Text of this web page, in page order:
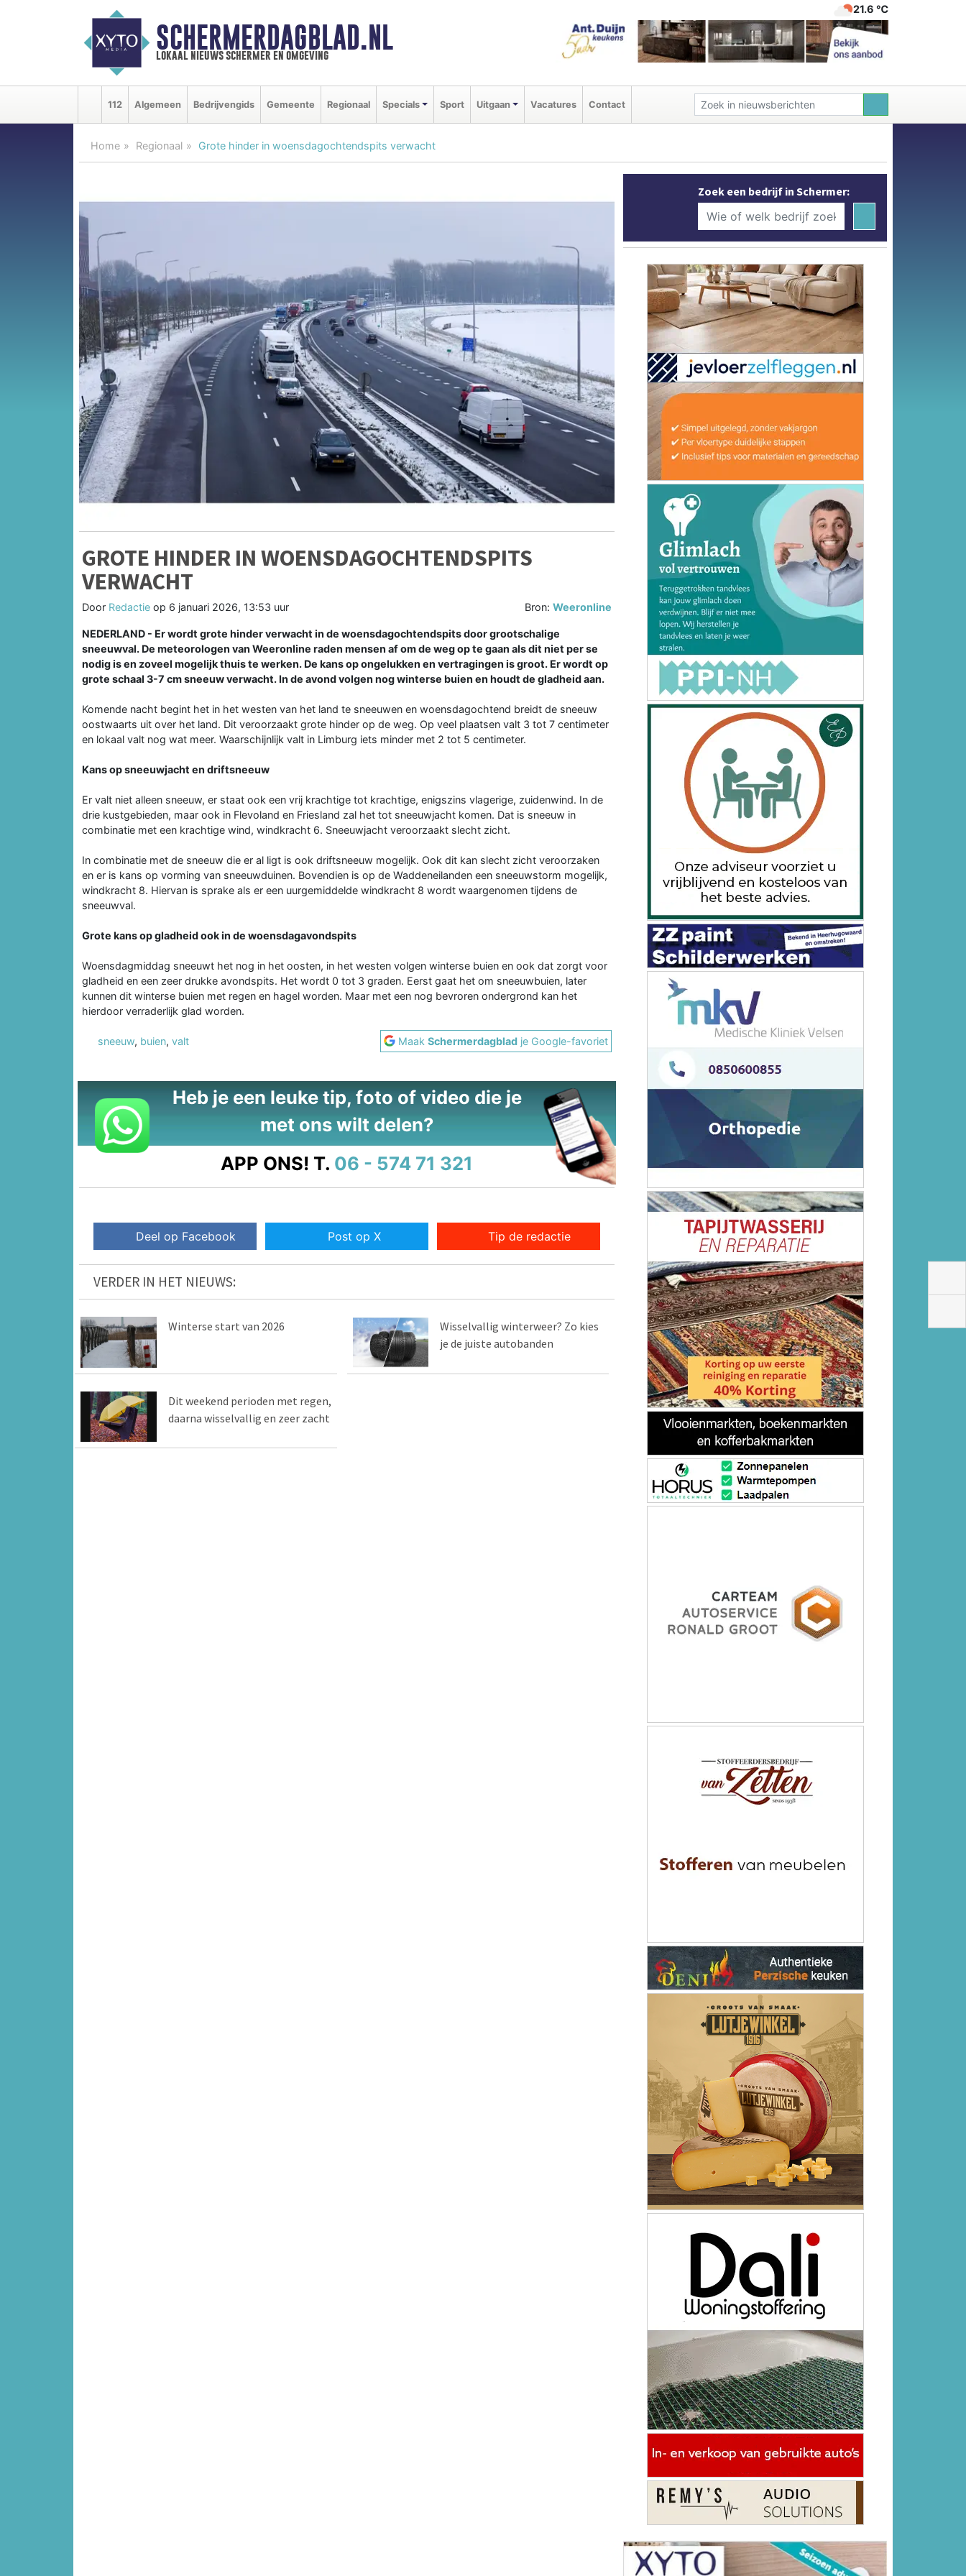
SCHERMERDAGBLAD.NL
lokaal nieuws schermer en omgeving
21.6 ℃
112 Algemeen Bedrijvengids Gemeente Regionaal Specials Sport Uitgaan Vacatures Contact
Home Regionaal Grote hinder in woensdagochtendspits verwacht
GROTE HINDER IN WOENSDAGOCHTENDSPITS
VERWACHT
Door Redactie op 6 januari 2026, 13:53 uur Bron:Weeronline
NEDERLAND - Er wordt grote hinder verwacht in de woensdagochtendspits door grootschalige
sneeuwval. De meteorologen van Weeronline raden mensen af om de weg op te gaan als dit niet per se
nodig is en zoveel mogelijk thuis te werken. De kans op ongelukken en vertragingen is groot. Er wordt op
grote schaal 3-7 cm sneeuw verwacht. In de avond volgen nog winterse buien en houdt de gladheid aan.
Komende nacht begint het in het westen van het land te sneeuwen en woensdagochtend breidt de sneeuw
oostwaarts uit over het land. Dit veroorzaakt grote hinder op de weg. Op veel plaatsen valt 3 tot 7 centimeter
en lokaal valt nog wat meer. Waarschijnlijk valt in Limburg iets minder met 2 tot 5 centimeter.
Kans op sneeuwjacht en driftsneeuw
Er valt niet alleen sneeuw, er staat ook een vrij krachtige tot krachtige, enigszins vlagerige, zuidenwind. In de
drie kustgebieden, maar ook in Flevoland en Friesland zal het tot sneeuwjacht komen. Dat is sneeuw in
combinatie met een krachtige wind, windkracht 6. Sneeuwjacht veroorzaakt slecht zicht.
In combinatie met de sneeuw die er al ligt is ook driftsneeuw mogelijk. Ook dit kan slecht zicht veroorzaken
en er is kans op vorming van sneeuwduinen. Bovendien is op de Waddeneilanden een sneeuwstorm mogelijk,
windkracht 8. Hiervan is sprake als er een uurgemiddelde windkracht 8 wordt waargenomen tijdens de
sneeuwval.
Grote kans op gladheid ook in de woensdagavondspits
Woensdagmiddag sneeuwt het nog in het oosten, in het westen volgen winterse buien en ook dat zorgt voor
gladheid en een zeer drukke avondspits. Het wordt 0 tot 3 graden. Eerst gaat het om sneeuwbuien, later
kunnen dit winterse buien met regen en hagel worden. Maar met een nog bevroren ondergrond kan het
hierdoor verraderlijk glad worden.
sneeuw, buien, valt MaakSchermerdagblad je Google-favoriet
Heb je een leuke tip, foto of video die je
met ons wilt delen?
APP ONS! T. 06 - 574 71 321
Deel op Facebook Post op X Tip de redactie
VERDER IN HET NIEUWS:
Winterse start van 2026
Wisselvallig winterweer? Zo kies
je de juiste autobanden
Dit weekend perioden met regen,
daarna wisselvallig en zeer zacht
Zoek een bedrijf in Schermer: